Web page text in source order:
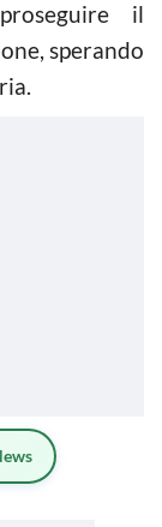
il
sperando